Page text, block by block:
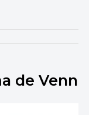
de Venn